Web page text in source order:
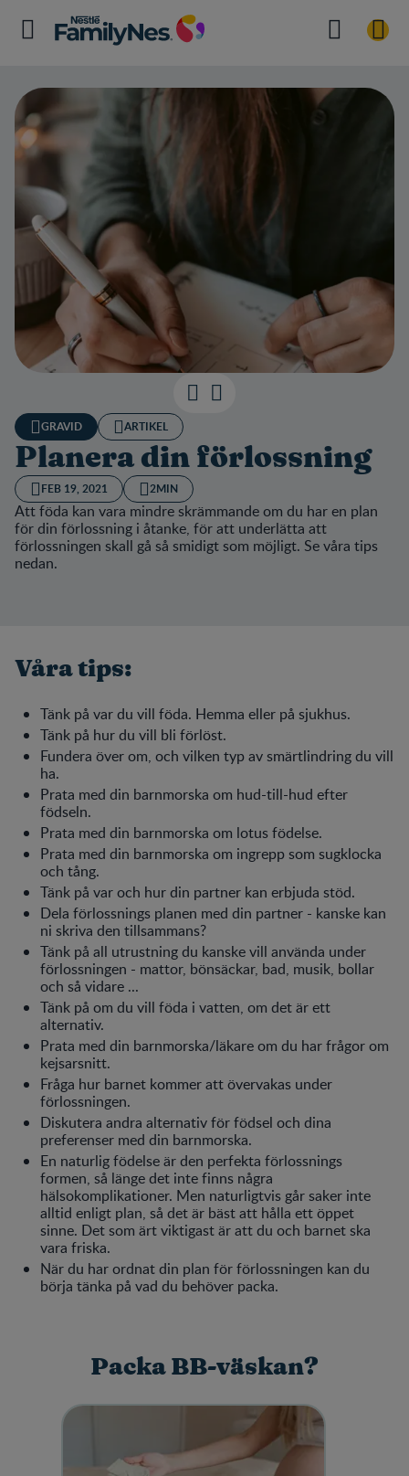
GRAVID ARTIKEL
Planera din förlossning
FEB 19, 2021 2MIN
Att föda kan vara mindre skrämmande om du har en plan
för din förlossning i åtanke, för att underlätta att
förlossningen skall gå så smidigt som möjligt. Se våra tips
nedan.
Våra tips:
Tänk på var du vill föda. Hemma eller på sjukhus.
Tänk på hur du vill bli förlöst.
Fundera över om, och vilken typ av smärtlindring du vill
ha.
Prata med din barnmorska om hud-till-hud efter
födseln.
Prata med din barnmorska om lotus födelse.
Prata med din barnmorska om ingrepp som sugklocka
och tång.
Tänk på var och hur din partner kan erbjuda stöd.
Dela förlossnings planen med din partner - kanske kan
ni skriva den tillsammans?
Tänk på all utrustning du kanske vill använda under
förlossningen - mattor, bönsäckar, bad, musik, bollar
och så vidare ...
Tänk på om du vill föda i vatten, om det är ett
alternativ.
Prata med din barnmorska/läkare om du har frågor om
kejsarsnitt.
Fråga hur barnet kommer att övervakas under
förlossningen.
Diskutera andra alternativ för födsel och dina
preferenser med din barnmorska.
En naturlig födelse är den perfekta förlossnings
formen, så länge det inte finns några
hälsokomplikationer. Men naturligtvis går saker inte
alltid enligt plan, så det är bäst att hålla ett öppet
sinne. Det som ärt viktigast är att du och barnet ska
vara friska.
När du har ordnat din plan för förlossningen kan du
börja tänka på vad du behöver packa.
Packa BB-väskan?